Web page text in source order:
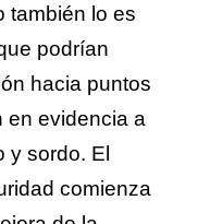
también lo es
podrían
hacia puntos
en evidencia a
y sordo. El
comienza